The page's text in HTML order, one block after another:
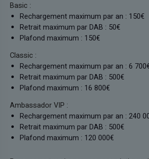
Basic :
Rechargement maximum par an : 150€
Retrait maximum par DAB : 50€
Plafond maximum : 150€
Classic :
Rechargement maximum par an : 6
Retrait maximum par DAB : 500€
Plafond maximum : 16 800€
Ambassador VIP :
Rechargement maximum par an : 240
Retrait maximum par DAB : 500€
Plafond maximum : 120 000€